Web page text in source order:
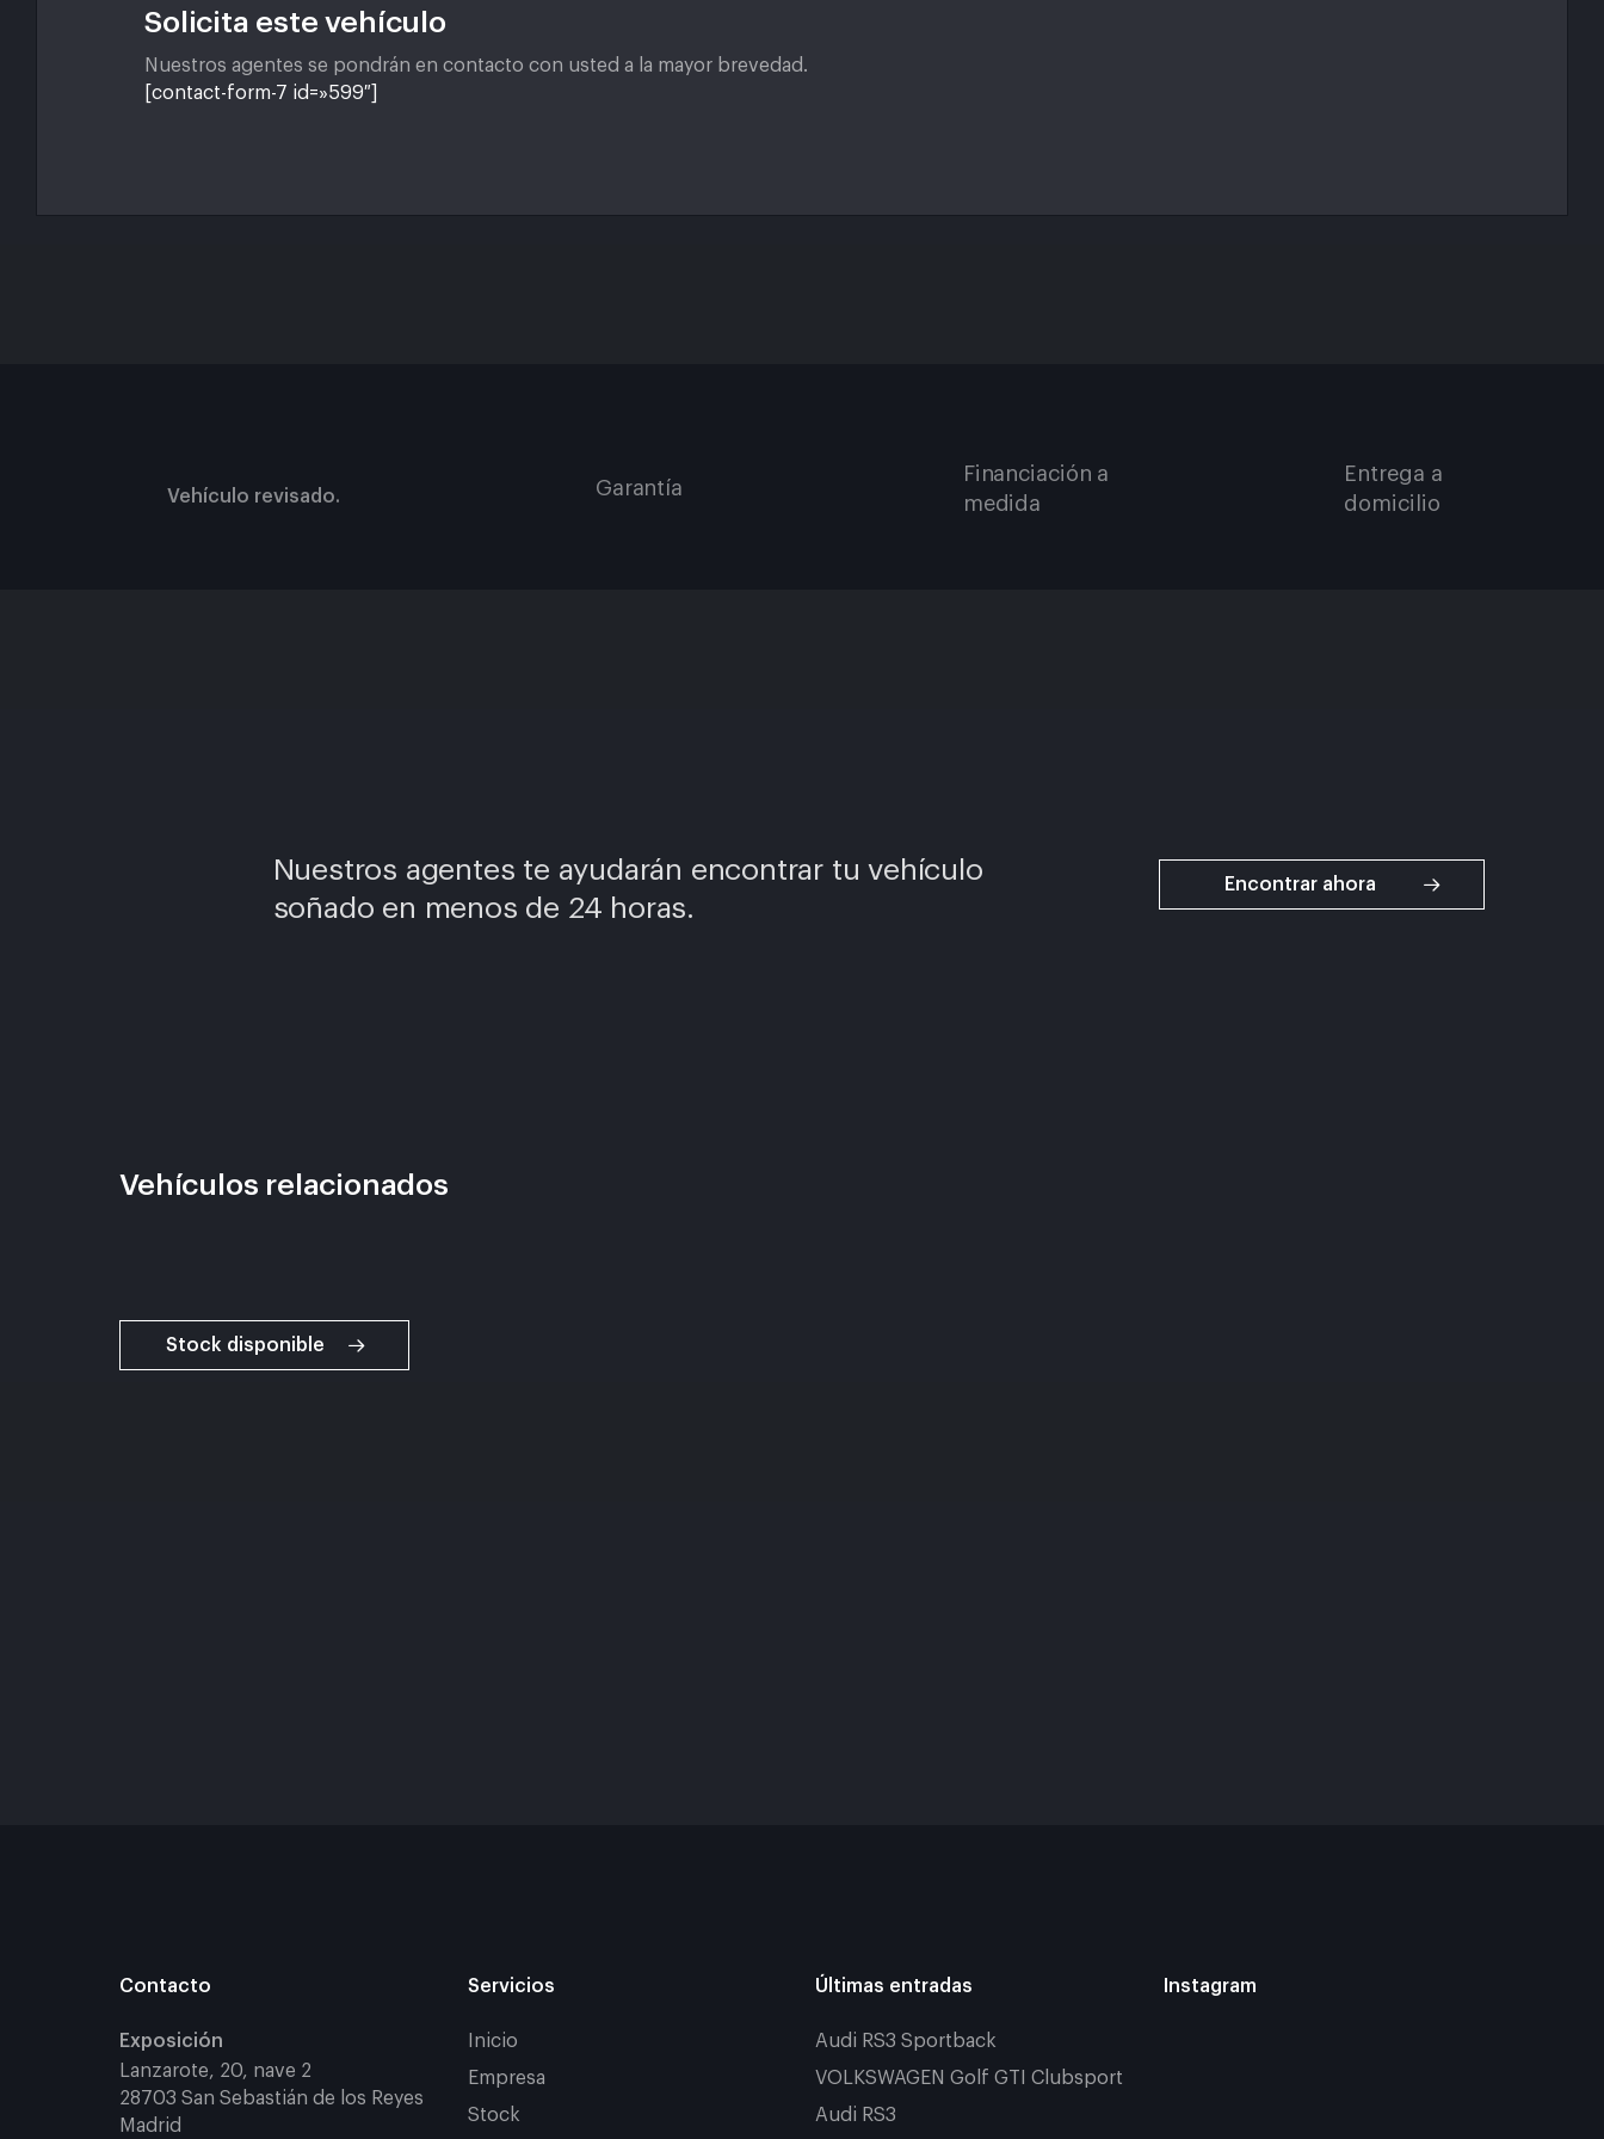
Solicita este vehículo
Nuestros agentes se pondrán en contacto con usted a la mayor brevedad.
[contact-form-7 id=»599″]
Vehículo revisado. Garantía
Financiación a
medida
Entrega a
domicilio
Nuestros agentes te ayudarán encontrar tu vehículo
soñado en menos de 24 horas.
Encontrar ahora
Vehículos relacionados
Stock disponible
Contacto
Exposición
Lanzarote, 20, nave 2
28703 San Sebastián de los Reyes
Madrid
Servicios
Inicio
Empresa
Stock
Últimas entradas
Audi RS3 Sportback
VOLKSWAGEN Golf GTI Clubsport
Audi RS3
Instagram